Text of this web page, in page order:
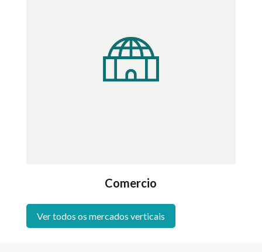
Comercio
Ver todos os mercados verticais